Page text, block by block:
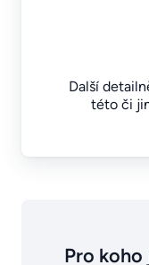
Další
této či
Pro